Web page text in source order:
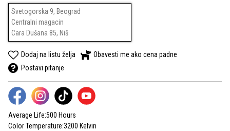
Svetogorska 9, Beograd
Centralni magacin
Cara Dušana 85, Niš
Dodaj na listu želja
Obavesti me ako cena padne
Postavi pitanje
Average Life:500 Hours
Color Temperature:3200 Kelvin